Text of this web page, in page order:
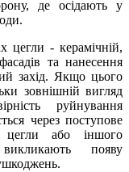
де осідають у
цегли - керамічній,
та нанесення
захід. Якщо цього
зовнішній вигляд
руйнування
через поступове
цегли або іншого
появу